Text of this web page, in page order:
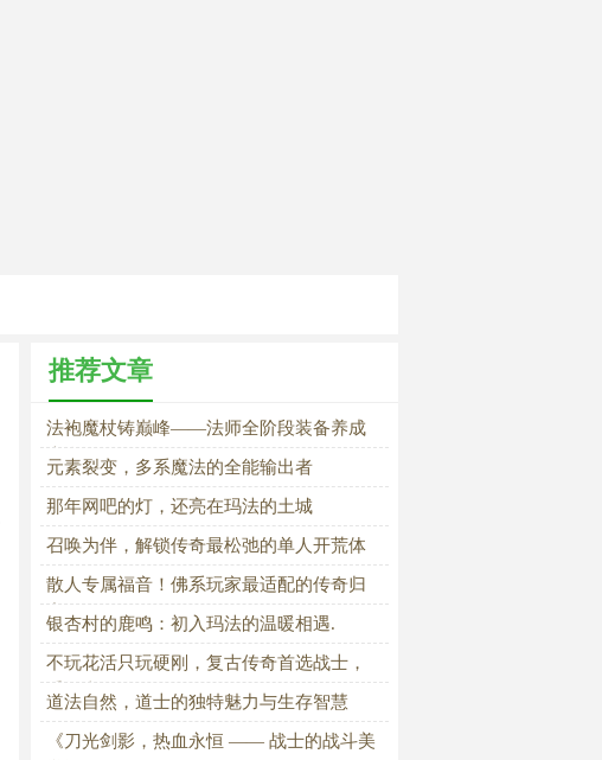
推荐文章
法袍魔杖铸巅峰——法师全阶段装备养成
大全
元素裂变，多系魔法的全能输出者
那年网吧的灯，还亮在玛法的土城
召唤为伴，解锁传奇最松弛的单人开荒体
验
散人专属福音！佛系玩家最适配的传奇归
宿
银杏村的鹿鸣：初入玛法的温暖相遇.
不玩花活只玩硬刚，复古传奇首选战士，
重拾当年网吧热血
道法自然，道士的独特魅力与生存智慧
《刀光剑影，热血永恒 —— 战士的战斗美